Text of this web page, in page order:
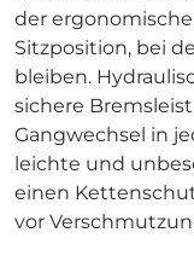
der
Sitzposition, bei
bleiben.
sichere
Gangwechsel in
leichte und
einen
vor